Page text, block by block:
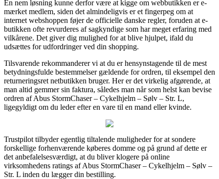
En nem løsning kunne derfor være at kigge om webbutikken er e-
mærket medlem, siden det almindeligvis er et fingerpeg om at
internet webshoppen føjer de officielle danske regler, foruden at e-
butikken ofte revurderes af sagkyndige som har meget erfaring med
vilkårene. Det giver dig mulighed for at blive hjulpet, ifald du
udsættes for udfordringer ved din shopping.
Tilsvarende rekommanderer vi at du er hensynstagende til de mest
betydningsfulde bestemmelser gældende for ordren, til eksempel den
returneringsret netbutikken bruger. Her er det virkelig afgørende, at
man altid gemmer sin faktura, således man når som helst kan bevise
ordren af Abus StormChaser – Cykelhjelm – Sølv – Str. L,
ligegyldigt om du leder efter en vare til en mand eller kvinde.
Trustpilot tilbyder egentlig tiltalende muligheder for at sondere
forskellige forhenværende køberes domme og på grund af dette er
det anbefalelsesværdigt, at du bliver klogere på online
virksomhedens ratings af Abus StormChaser – Cykelhjelm – Sølv –
Str. L inden du lægger din bestilling.